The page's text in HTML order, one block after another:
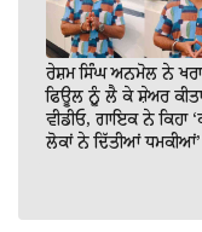
ਰੇਸ਼ਮ ਸਿੰਘ ਅਨਮੋਲ ਨੇ
ਫਿਊਲ ਨੂੰ ਲੈ ਕੇ ਸ਼ੇਅਰ
ਵੀਡੀਓ, ਗਾਇਕ ਨੇ ਕਿਹਾ
ਲੋਕਾਂ ਨੇ ਦਿੱਤੀਆਂ ਧਮਕੀਆਂ’